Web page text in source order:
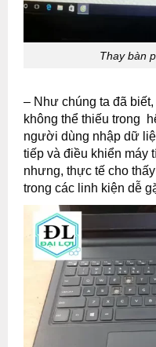
Thay bàn
– Như chúng ta đã
không thể thiếu trong
người dùng nhập dữ
tiếp và điều khiển máy
nhưng, thực tế cho
trong các linh kiện dễ